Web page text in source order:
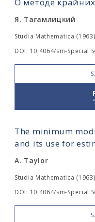
Я. Тагамлицкий
Studia Mathematica
DOI: 10.4064/sm-Special
The minimum
and its use for
A. Taylor
Studia Mathematica
DOI: 10.4064/sm-Special